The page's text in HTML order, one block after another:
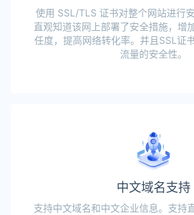
使用 SSL/TLS 证书对整个网站进行
直观知道该网上部署了安全措施，增
任度，提高网络转化率。并且SSL证
流量的安全性。
中文域名支持
支持中文域名和中文企业信息。支持